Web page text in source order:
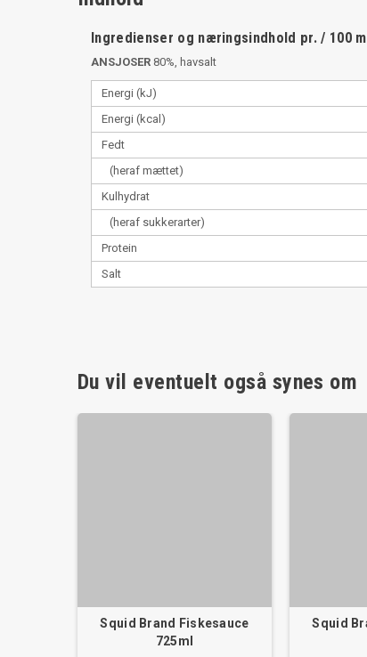
Ingredienser og næringsindhold pr. / 100 ml
ANSJOSER 80%, havsalt
Energi (kJ)
Energi (kcal)
Fedt
(heraf mættet)
Kulhydrat
(heraf sukkerarter)
Protein
Salt
Du vil eventuelt også synes om
Squid Brand Fiskesauce
725ml
Squid